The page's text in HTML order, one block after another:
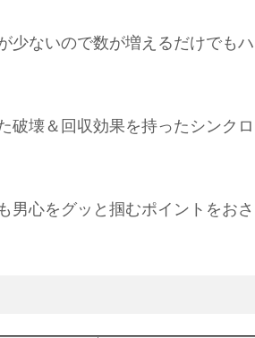
少ないので数が増えるだけでも
破壊＆回収効果を持ったシンク
男心をグッと掴むポイントをお